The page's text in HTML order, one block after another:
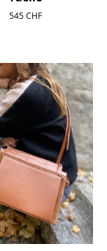
545CHF